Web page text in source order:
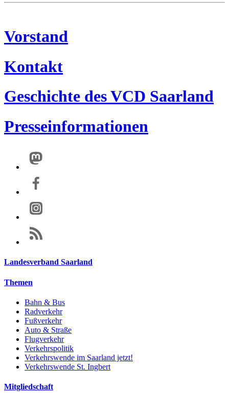
Vorstand
Kontakt
Geschichte des VCD Saarland
Presseinformationen
Landesverband Saarland
Themen
Bahn & Bus
Radverkehr
Fußverkehr
Auto & Straße
Flugverkehr
Verkehrspolitik
Verkehrswende im Saarland jetzt!
Verkehrswende St. Ingbert
Mitgliedschaft